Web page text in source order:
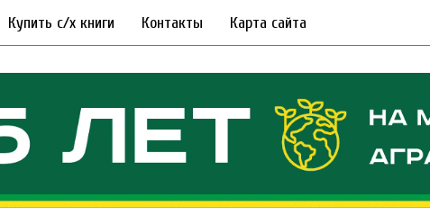
Купить с/х книги Контакты Карта сайта